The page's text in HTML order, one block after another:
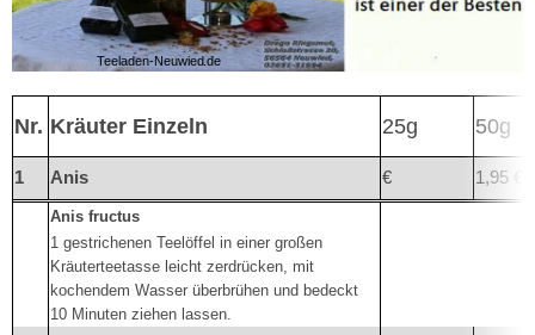
Teeladen-Neuwied.de
Nr. Kräuter Einzeln 25g 50g
1 Anis € 1,95 €
Anis fructus
1 gestrichenen Teelöffel in einer großen
Kräuterteetasse leicht zerdrücken, mit
kochendem Wasser überbrühen und bedeckt
10 Minuten ziehen lassen.